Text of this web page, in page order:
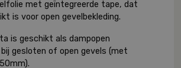
met geïntegreerde tape, dat
is voor open gevelbekleding.
is geschikt als dampopen
bij gesloten of open gevels (met